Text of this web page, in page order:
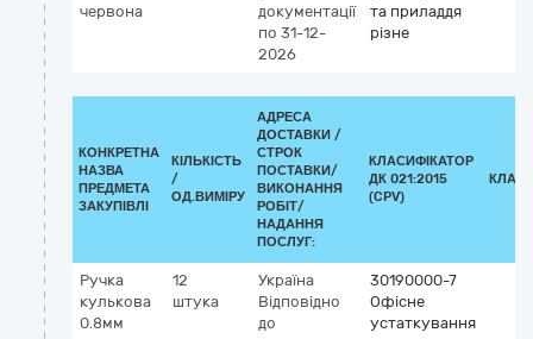
червона
документації
по 31-12-
2026
та приладдя
різне
КОНКРЕТНА
НАЗВА
ПРЕДМЕТА
ЗАКУПІВЛІ
КІЛЬКІСТЬ
/
ОД.ВИМІРУ
АДРЕСА
ДОСТАВКИ /
СТРОК
ПОСТАВКИ/
ВИКОНАННЯ
РОБІТ/
НАДАННЯ
ПОСЛУГ:
КЛАСИФІКАТОР
ДК 021:2015
(CPV)
Ручка
кулькова
0.8мм
12
штука
Україна
Відповідно
до
30190000-7
Офісне
устаткування